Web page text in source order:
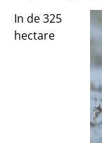
In de 325
hectare